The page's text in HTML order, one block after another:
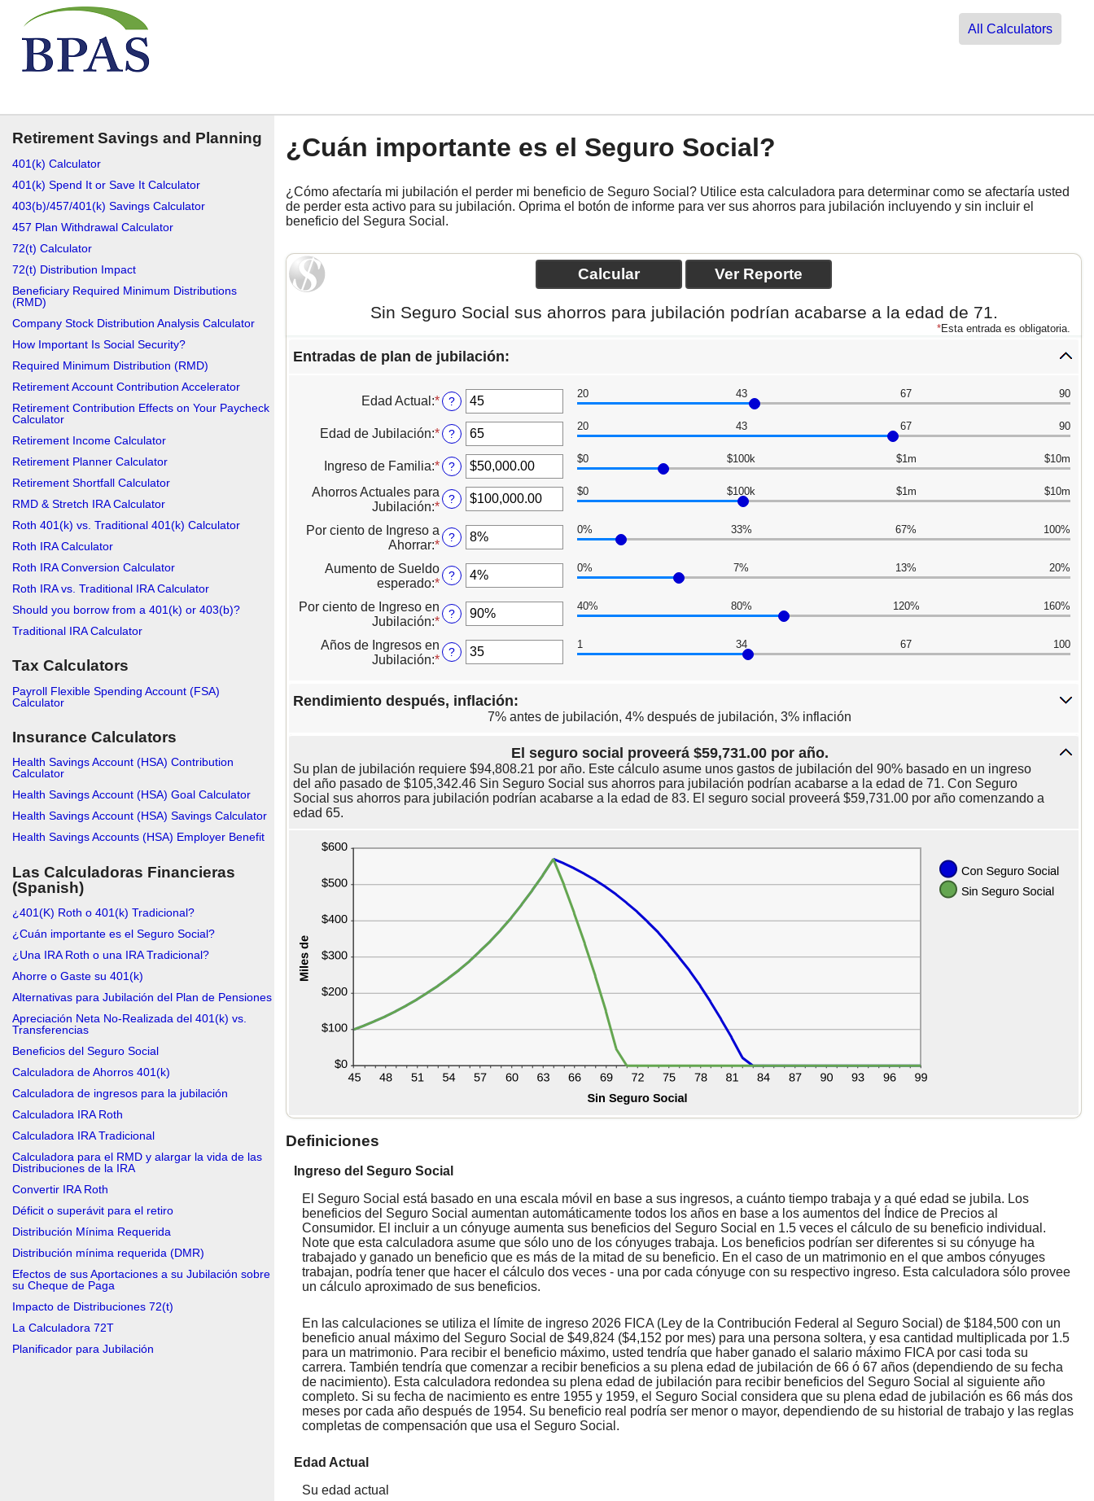
All Calculators
Retirement Savings and Planning
401(k) Calculator
401(k) Spend It or Save It Calculator
403(b)/457/401(k) Savings Calculator
457 Plan Withdrawal Calculator
72(t) Calculator
72(t) Distribution Impact
Beneficiary Required Minimum Distributions
(RMD)
Company Stock Distribution Analysis Calculator
How Important Is Social Security?
Required Minimum Distribution (RMD)
Retirement Account Contribution Accelerator
Retirement Contribution Effects on Your Paycheck
Calculator
Retirement Income Calculator
Retirement Planner Calculator
Retirement Shortfall Calculator
RMD & Stretch IRA Calculator
Roth 401(k) vs. Traditional 401(k) Calculator
Roth IRA Calculator
Roth IRA Conversion Calculator
Roth IRA vs. Traditional IRA Calculator
Should you borrow from a 401(k) or 403(b)?
Traditional IRA Calculator
Tax Calculators
Payroll Flexible Spending Account (FSA)
Calculator
Insurance Calculators
Health Savings Account (HSA) Contribution
Calculator
Health Savings Account (HSA) Goal Calculator
Health Savings Account (HSA) Savings Calculator
Health Savings Accounts (HSA) Employer Benefit
Las Calculadoras Financieras
(Spanish)
¿401(K) Roth o 401(k) Tradicional?
¿Cuán importante es el Seguro Social?
¿Una IRA Roth o una IRA Tradicional?
Ahorre o Gaste su 401(k)
Alternativas para Jubilación del Plan de Pensiones
Apreciación Neta No-Realizada del 401(k) vs.
Transferencias
Beneficios del Seguro Social
Calculadora de Ahorros 401(k)
Calculadora de ingresos para la jubilación
Calculadora IRA Roth
Calculadora IRA Tradicional
Calculadora para el RMD y alargar la vida de las
Distribuciones de la IRA
Convertir IRA Roth
Déficit o superávit para el retiro
Distribución Mínima Requerida
Distribución mínima requerida (DMR)
Efectos de sus Aportaciones a su Jubilación sobre
su Cheque de Paga
Impacto de Distribuciones 72(t)
La Calculadora 72T
Planificador para Jubilación
¿Cuán importante es el Seguro Social?
¿Cómo afectaría mi jubilación el perder mi beneficio de Seguro Social? Utilice esta calculadora para determinar como se afectaría usted
de perder esta activo para su jubilación. Oprima el botón de informe para ver sus ahorros para jubilación incluyendo y sin incluir el
beneficio del Segura Social.
Sin Seguro Social sus ahorros para jubilación podrían acabarse a la edad de 71.
*Esta entrada es obligatoria.
Entradas de plan de jubilación:
Edad Actual :*Ingresa
un
monto
entre
20
y
90
?
20 43 67 90
Edad de Jubilación:*Ingresa
un
monto
entre
20
y
?
20 43 67 90
Ingreso de Familia:*Ingresa
un
monto
entre
$1.00
y
$10,000,000.00
?
$0 $100k $1m $10m
Ahorros Actuales para
Jubilación:*Ingresa
monto
entre
$0.00
y
?
$0 $100k $1m $10m
Por ciento de Ingreso a
Ahorrar:*Ingresa
monto
entre
0%
y
?
0% 33% 67% 100%
Aumento de Sueldo
esperado:*Ingresa
monto
entre
0%
y
?
0% 7% 13% 20%
Por ciento de Ingreso en
Jubilación:*Ingresa
monto
entre
y
160%
?
40% 80% 120% 160%
Años de Ingresos en
Jubilación:*Ingresa
entre
?
1 34 67 100
Rendimiento después, inflación:
7% antes de jubilación, 4% después de jubilación, 3% inflación
El seguro social proveerá $59,731.00 por año.
Su plan de jubilación requiere $94,808.21 por año. Este cálculo asume unos gastos de jubilación del 90% basado en un ingreso
del año pasado de $105,342.46 Sin Seguro Social sus ahorros para jubilación podrían acabarse a la edad de 71. Con Seguro
Social sus ahorros para jubilación podrían acabarse a la edad de 83. El seguro social proveerá $59,731.00 por año comenzando a
edad 65.
Definiciones
Ingreso del Seguro Social
El Seguro Social está basado en una escala móvil en base a sus ingresos, a cuánto tiempo trabaja y a qué edad se jubila. Los
beneficios del Seguro Social aumentan automáticamente todos los años en base a los aumentos del Índice de Precios al
Consumidor. El incluir a un cónyuge aumenta sus beneficios del Seguro Social en 1.5 veces el cálculo de su beneficio individual.
Note que esta calculadora asume que sólo uno de los cónyuges trabaja. Los beneficios podrían ser diferentes si su cónyuge ha
trabajado y ganado un beneficio que es más de la mitad de su beneficio. En el caso de un matrimonio en el que ambos cónyuges
trabajan, podría tener que hacer el cálculo dos veces - una por cada cónyuge con su respectivo ingreso. Esta calculadora sólo provee
un cálculo aproximado de sus beneficios.
En las calculaciones se utiliza el límite de ingreso 2026 FICA (Ley de la Contribución Federal al Seguro Social) de $184,500 con un
beneficio anual máximo del Seguro Social de $49,824 ($4,152 por mes) para una persona soltera, y esa cantidad multiplicada por 1.5
para un matrimonio. Para recibir el beneficio máximo, usted tendría que haber ganado el salario máximo FICA por casi toda su
carrera. También tendría que comenzar a recibir beneficios a su plena edad de jubilación de 66 ó 67 años (dependiendo de su fecha
de nacimiento). Esta calculadora redondea su plena edad de jubilación para recibir beneficios del Seguro Social al siguiente año
completo. Si su fecha de nacimiento es entre 1955 y 1959, el Seguro Social considera que su plena edad de jubilación es 66 más dos
meses por cada año después de 1954. Su beneficio real podría ser menor o mayor, dependiendo de su historial de trabajo y las reglas
completas de compensación que usa el Seguro Social.
Edad Actual
Su edad actual